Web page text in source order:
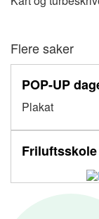
Flere saker
POP-UP
Plakat